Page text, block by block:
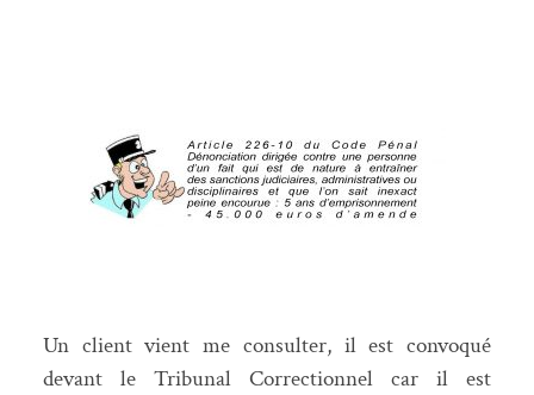
Un client vient me consulter, il est convoqué
devant le Tribunal Correctionnel car il est